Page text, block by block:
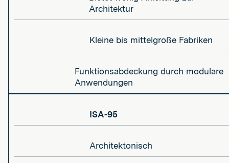
Architektur
Kleine bis mittelgroße Fabriken
Funktionsabdeckung durch modulare
Anwendungen
ISA-95
Architektonisch